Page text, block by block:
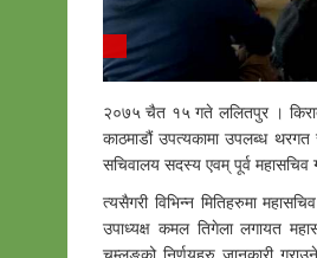
२०७५ चैत १५ गते ललितपुर ।
काठमाडौं उपत्यकामा उपलब्ध
सचिवालय सदस्य एवम् पूर्व महासचिव
त्यसैगरी विभिन्न मितिहरुमा
उपाध्यक्ष कमल तिगेला लगायत